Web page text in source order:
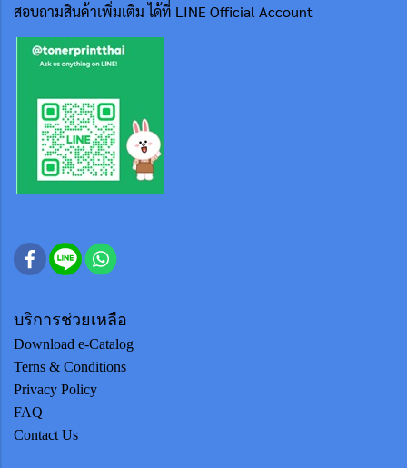
สอบถามสินค้าเพิ่มเติม ได้ที่ LINE Official Account
บริการช่วยเหลือ
Download e-Catalog
Terns & Conditions
Privacy Policy
FAQ
Contact Us